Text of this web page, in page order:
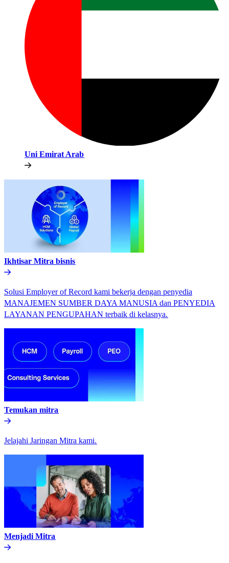
Uni Emirat Arab​​
Ikhtisar Mitra bisnis​​
Solusi Employer of Record kami bekerja dengan penyedia
MANAJEMEN SUMBER DAYA MANUSIA dan PENYEDIA
LAYANAN PENGUPAHAN terbaik di kelasnya.​​
Temukan mitra​​
Jelajahi Jaringan Mitra kami.​​
Menjadi Mitra​​